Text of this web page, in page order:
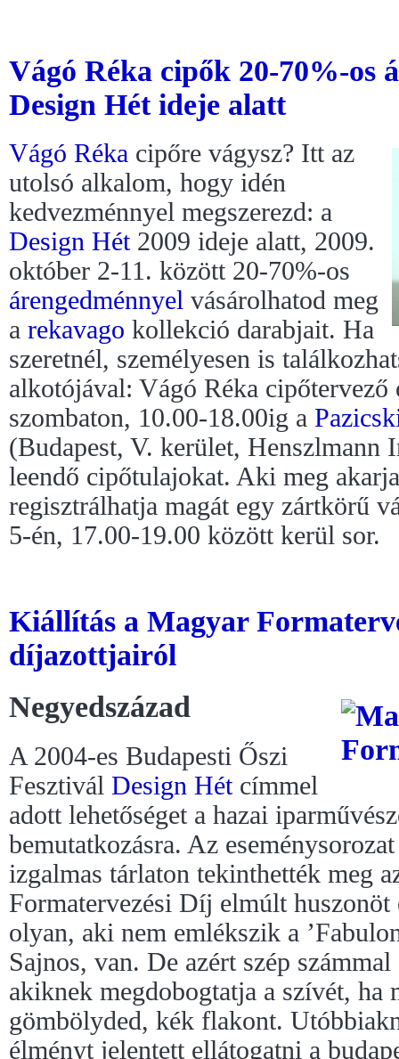
Vágó Réka cipők 20-70%-os
Design Hét ideje alatt
Vágó Réka cipőre vágysz? Itt az
utolsó alkalom, hogy idén
kedvezménnyel megszerezd: a
Design Hét2009 ideje alatt, 2009.
október 2-11. között 20-70%-os
árengedménnyel vásárolhatod meg
a rekavago kollekció darabjait. Ha
szeretnél, személyesen is
alkotójával: Vágó Réka cipőtervező
szombaton, 10.00-18.00ig a
(Budapest, V. kerület, Henszlmann
leendő cipőtulajokat. Aki meg
regisztrálhatja magát egy zártkörű
5-én, 17.00-19.00 között kerül sor.
Kiállítás a Magyar
díjazottjairól
Negyedszázad
A 2004-es Budapesti Őszi
Fesztivál Design Hétcímmel
adott lehetőséget a hazai
bemutatkozásra. Az
izgalmas tárlaton tekinthették meg
Formatervezési Díj elmúlt huszonöt
olyan, aki nem emlékszik a
Sajnos, van. De azért szép
akiknek megdobogtatja a szívét, ha
gömbölyded, kék flakont.
élményt jelentett ellátogatni a